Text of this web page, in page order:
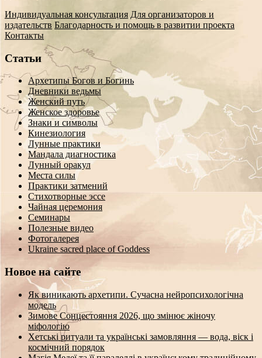
Индивидуальная консультация Для организаторов и
издательств Благодарность и помощь в развитии проекта
Контакты
Статьи
Архетипы Богов и Богинь
Дневники ведьмы
Женский путь
Женское здоровье
Знаки и символы
Кинезиология
Лунные практики
Мандала диагностика
Лунный оракул
Места силы
Практики затмений
Стихотворные эссе
Чайная церемония
Семинары
Полезные видео
Фотогалерея
Ukraine sacred place of Goddess
Новое на сайте
Як виникають архетипи. Сучасна нейропсихологічна
модель
Зимове Сонцестояння 2026, що змінює жіночу
міфологію
Хетські ритуали та українські замовляння — вода, віск і
космічний порядок